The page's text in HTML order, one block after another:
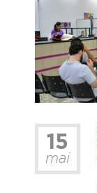
15
mai